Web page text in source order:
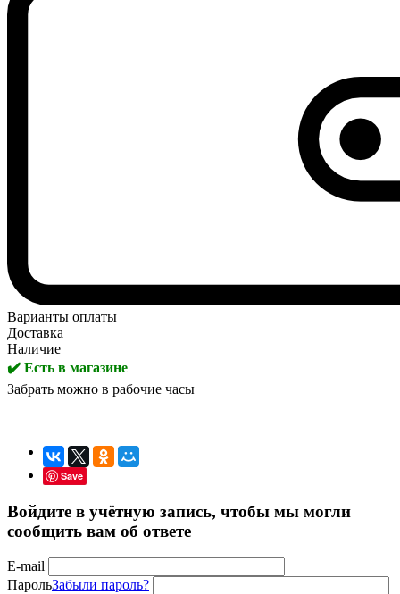
Варианты оплаты
Доставка
Наличие
✔️ Есть в магазине
Забрать можно в рабочие часы
Save
Войдите в учётную запись, чтобы мы могли
сообщить вам об ответе
E-mail
ПарольЗабыли пароль?